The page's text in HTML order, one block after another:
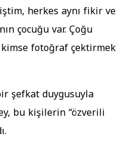
herkes aynı fikir ve
çocuğu var. Çoğu
fotoğraf çektirmek
şefkat duygusuyla
bu kişilerin “özverili